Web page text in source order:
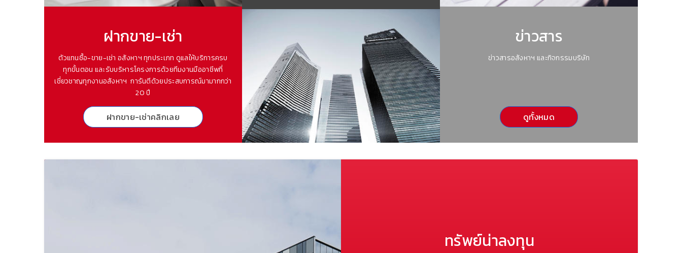
ฝากขาย-เช่า
ตัวแทนซื้อ-ขาย-เช่า อสังหาฯ ทุกประเภท ดูแลให้บริการครบ
ทุกขั้นตอน และรับบริหารโครงการด้วยทีมงานมืออาชีพที่
เชี่ยวชาญทุกงานอสังหาฯ การันตีด้วยประสบการณ์มามากกว่า
20 ปี
ฝากขาย-เช่าคลิกเลย
ข่าวสาร
ข่าวสารอสังหาฯ และกิจกรรมบริษัท
ดูทั้งหมด
ทรัพย์น่าลงทุน